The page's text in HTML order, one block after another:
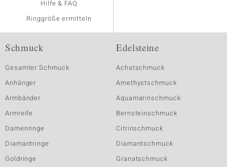
Hilfe & FAQ
Ringgröße ermitteln
Schmuck
Gesamter Schmuck
Anhänger
Armbänder
Armreife
Damenringe
Diamantringe
Goldringe
Edelsteine
Achatschmuck
Amethystschmuck
Aquamarinschmuck
Bernsteinschmuck
Citrinschmuck
Diamantschmuck
Granatschmuck